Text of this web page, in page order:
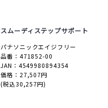
スムーディステップサポート
パナソニックエイジフリー
品番：471852-00
JAN：4549980894354
価格：27,507円
(税込30,257円)